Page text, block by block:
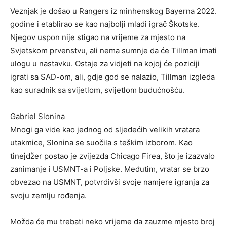
Veznjak je došao u Rangers iz minhenskog Bayerna 2022.
godine i etablirao se kao najbolji mladi igrač Škotske.
Njegov uspon nije stigao na vrijeme za mjesto na
Svjetskom prvenstvu, ali nema sumnje da će Tillman imati
ulogu u nastavku. Ostaje za vidjeti na kojoj će poziciji
igrati sa SAD-om, ali, gdje god se nalazio, Tillman izgleda
kao suradnik sa svijetlom, svijetlom budućnošću.
Gabriel Slonina
Mnogi ga vide kao jednog od sljedećih velikih vratara
utakmice, Slonina se suočila s teškim izborom. Kao
tinejdžer postao je zvijezda Chicago Firea, što je izazvalo
zanimanje i USMNT-a i Poljske. Međutim, vratar se brzo
obvezao na USMNT, potvrdivši svoje namjere igranja za
svoju zemlju rođenja.
Možda će mu trebati neko vrijeme da zauzme mjesto broj